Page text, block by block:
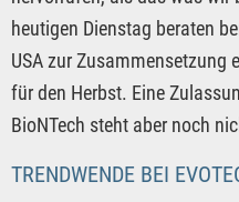
heutigen Dienstag beraten
USA zur
für den Herbst. Eine
BioNTech steht aber noch
TRENDWENDE BEI